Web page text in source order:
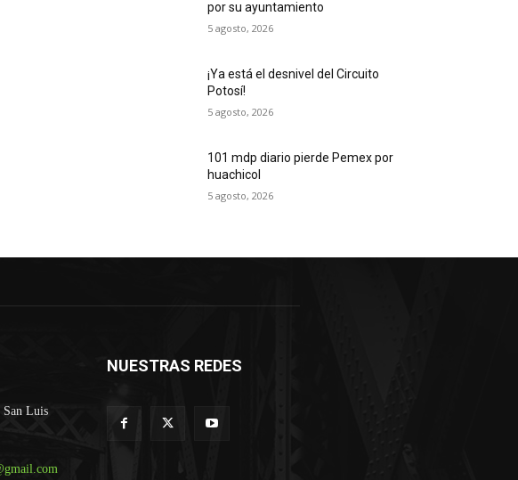
por su ayuntamiento
5 agosto, 2026
¡Ya está el desnivel del Circuito
Potosí!
5 agosto, 2026
101 mdp diario pierde Pemex por
huachicol
5 agosto, 2026
San Luis
NUESTRAS REDES